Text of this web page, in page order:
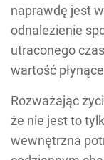
naprawdę jest
odnalezienie
utraconego
wartość
Rozważając
że nie jest to
wewnętrzna